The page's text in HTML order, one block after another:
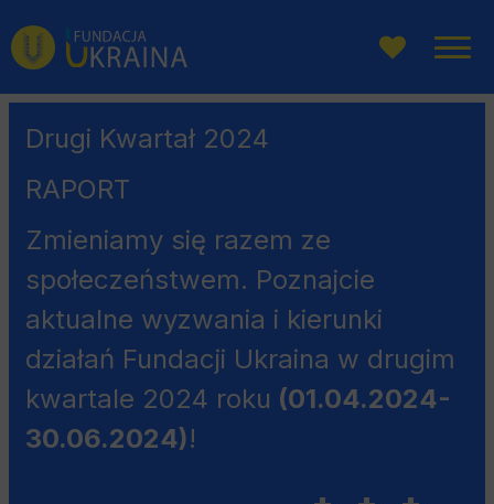
Przejdź
do
Przejdź
do
Przejdź
do
Drugi Kwartał 2024
RAPORT
Zmieniamy się razem ze
społeczeństwem. Poznajcie
aktualne wyzwania i kierunki
działań Fundacji Ukraina w drugim
kwartale 2024 roku (01.04.2024-
30.06.2024)!